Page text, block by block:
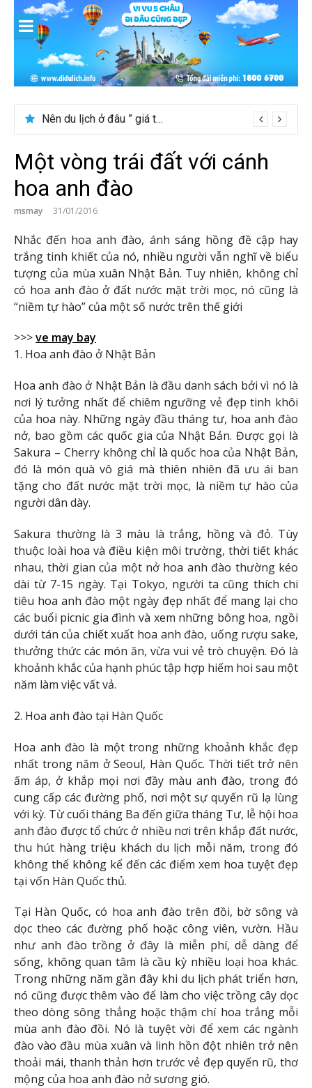
content
Nên du lịch ở đâu ” giá tốt” dịp lễ quốc khánh 2/9
Một vòng trái đất với cánh
hoa anh đào
msmay 31/01/2016
Nhắc đến hoa anh đào, ánh sáng hồng đề cập hay
trắng tinh khiết của nó, nhiều người vẫn nghĩ về biểu
tượng của mùa xuân Nhật Bản. Tuy nhiên, không chỉ
có hoa anh đào ở đất nước mặt trời mọc, nó cũng là
“niềm tự hào” của một số nước trên thế giới
>>>ve may bay
1. Hoa anh đào ở Nhật Bản
Hoa anh đào ở Nhật Bản là đầu danh sách bởi vì nó là
nơi lý tưởng nhất để chiêm ngưỡng vẻ đẹp tinh khôi
của hoa này. Những ngày đầu tháng tư, hoa anh đào
nở, bao gồm các quốc gia của Nhật Bản. Được gọi là
Sakura – Cherry không chỉ là quốc hoa của Nhật Bản,
đó là món quà vô giá mà thiên nhiên đã ưu ái ban
tặng cho đất nước mặt trời mọc, là niềm tự hào của
người dân dày.
Sakura thường là 3 màu là trắng, hồng và đỏ. Tùy
thuộc loài hoa và điều kiện môi trường, thời tiết khác
nhau, thời gian của một nở hoa anh đào thường kéo
dài từ 7-15 ngày. Tại Tokyo, người ta cũng thích chi
tiêu hoa anh đào một ngày đẹp nhất để mang lại cho
các buổi picnic gia đình và xem những bông hoa, ngồi
dưới tán của chiết xuất hoa anh đào, uống rượu sake,
thưởng thức các món ăn, vừa vui vẻ trò chuyện. Đó là
khoảnh khắc của hạnh phúc tập hợp hiếm hoi sau một
năm làm việc vất vả.
2. Hoa anh đào tại Hàn Quốc
Hoa anh đào là một trong những khoảnh khắc đẹp
nhất trong năm ở Seoul, Hàn Quốc. Thời tiết trở nên
ấm áp, ở khắp mọi nơi đầy màu anh đào, trong đó
cung cấp các đường phố, nơi một sự quyến rũ lạ lùng
với kỳ. Từ cuối tháng Ba đến giữa tháng Tư, lễ hội hoa
anh đào được tổ chức ở nhiều nơi trên khắp đất nước,
thu hút hàng triệu khách du lịch mỗi năm, trong đó
không thể không kể đến các điểm xem hoa tuyệt đẹp
tại vốn Hàn Quốc thủ.
Tại Hàn Quốc, có hoa anh đào trên đồi, bờ sông và
dọc theo các đường phố hoặc công viên, vườn. Hầu
như anh đào trồng ở đây là miễn phí, dễ dàng để
sống, không quan tâm là cầu kỳ nhiều loại hoa khác.
Trong những năm gần đây khi du lịch phát triển hơn,
nó cũng được thêm vào để làm cho việc trồng cây dọc
theo dòng sông thẳng hoặc thậm chí hoa trắng mỗi
mùa anh đào đồi. Nó là tuyệt vời để xem các ngành
đào vào đầu mùa xuân và linh hồn đột nhiên trở nên
thoải mái, thanh thản hơn trước vẻ đẹp quyến rũ, thơ
mộng của hoa anh đào nở sương gió.